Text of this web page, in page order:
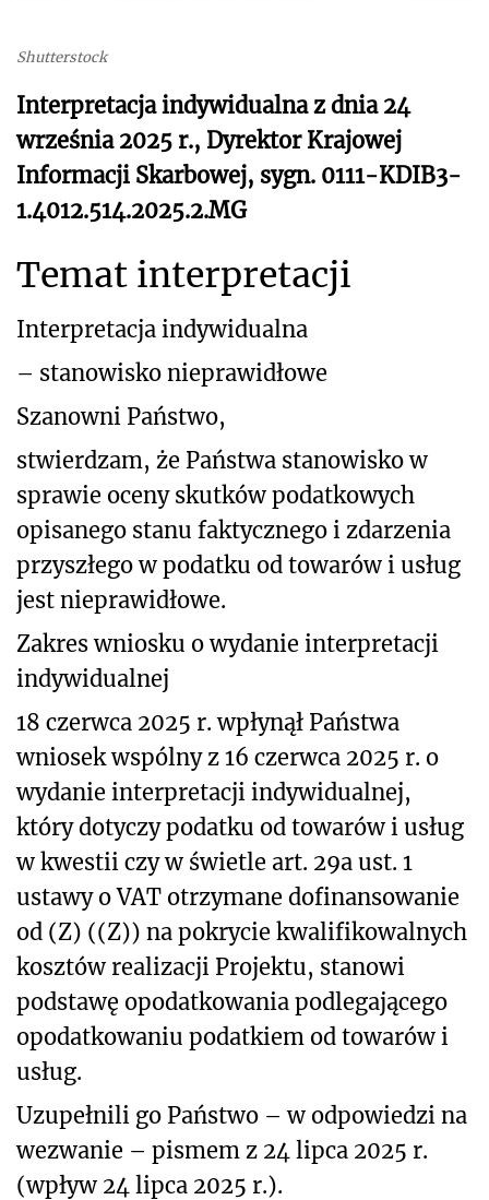
Shutterstock
Interpretacja indywidualna z dnia 24
września 2025 r., Dyrektor Krajowej
Informacji Skarbowej, sygn. 0111-KDIB3-
1.4012.514.2025.2.MG
Temat interpretacji
Interpretacja indywidualna
– stanowisko nieprawidłowe
Szanowni Państwo,
stwierdzam, że Państwa stanowisko w
sprawie oceny skutków podatkowych
opisanego stanu faktycznego i zdarzenia
przyszłego w podatku od towarów i usług
jest nieprawidłowe.
Zakres wniosku o wydanie interpretacji
indywidualnej
18 czerwca 2025 r. wpłynął Państwa
wniosek wspólny z 16 czerwca 2025 r. o
wydanie interpretacji indywidualnej,
który dotyczy podatku od towarów i usług
w kwestii czy w świetle art. 29a ust. 1
ustawy o VAT otrzymane dofinansowanie
od (Z) ((Z)) na pokrycie kwalifikowalnych
kosztów realizacji Projektu, stanowi
podstawę opodatkowania podlegającego
opodatkowaniu podatkiem od towarów i
usług.
Uzupełnili go Państwo – w odpowiedzi na
wezwanie – pismem z 24 lipca 2025 r.
(wpływ 24 lipca 2025 r.).